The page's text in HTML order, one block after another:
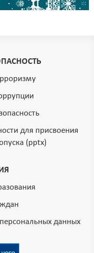
для присвоения
(pptx)
данных